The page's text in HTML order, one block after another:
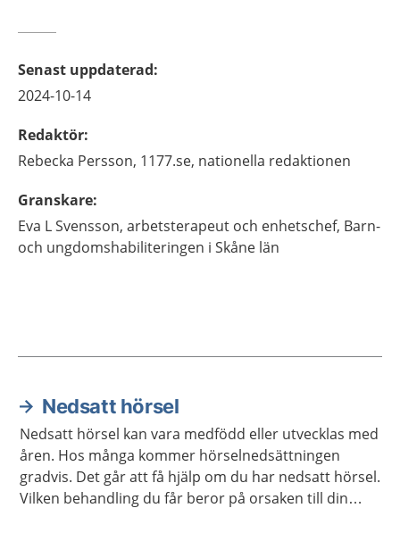
Senast uppdaterad:
2024-10-14
Redaktör:
Rebecka Persson, 1177.se, nationella redaktionen
Granskare:
Eva L Svensson, arbetsterapeut och enhetschef, Barn-
och ungdomshabiliteringen i Skåne län
Aktuella artiklar
Nedsatt hörsel
Nedsatt hörsel kan vara medfödd eller utvecklas med
åren. Hos många kommer hörselnedsättningen
gradvis. Det går att få hjälp om du har nedsatt hörsel.
Vilken behandling du får beror på orsaken till din